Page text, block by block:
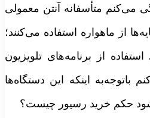
می‌کنم متأسفانه آنتن معمولی
از ماهواره استفاده می‌کنند؛
از برنامه‌های تلویزیون
اینکه این دستگاه‌ها
حکم خرید رسیور چیست؟